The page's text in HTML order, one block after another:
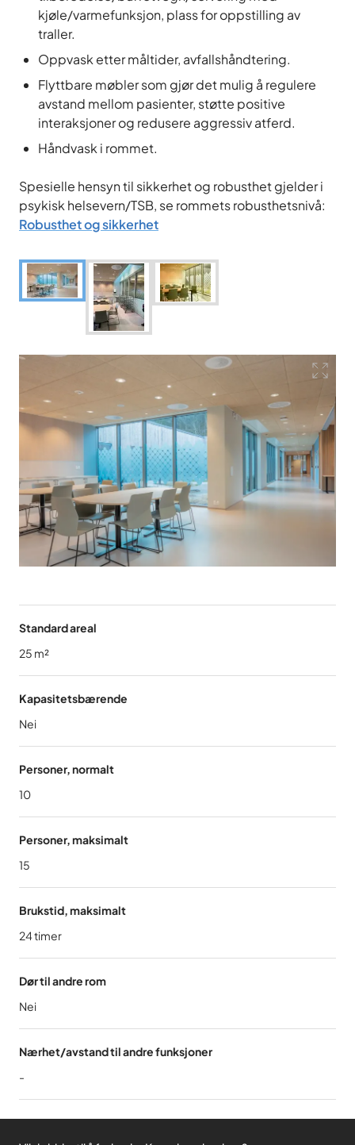
kjøle/varmefunksjon, plass for oppstilling av
traller.
Oppvask etter måltider, avfallshåndtering.
Flyttbare møbler som gjør det mulig å regulere
avstand mellom pasienter, støtte positive
interaksjoner og redusere aggressiv atferd.
Håndvask i rommet.
Spesielle hensyn til sikkerhet og robusthet gjelder i
psykisk helsevern/TSB, se rommets robusthetsnivå:
Robusthet og sikkerhet
Standard areal
25 m²
Kapasitetsbærende
Nei
Personer, normalt
10
Personer, maksimalt
15
Brukstid, maksimalt
24timer
Dør til andre rom
Nei
Nærhet/avstand til andre funksjoner
-